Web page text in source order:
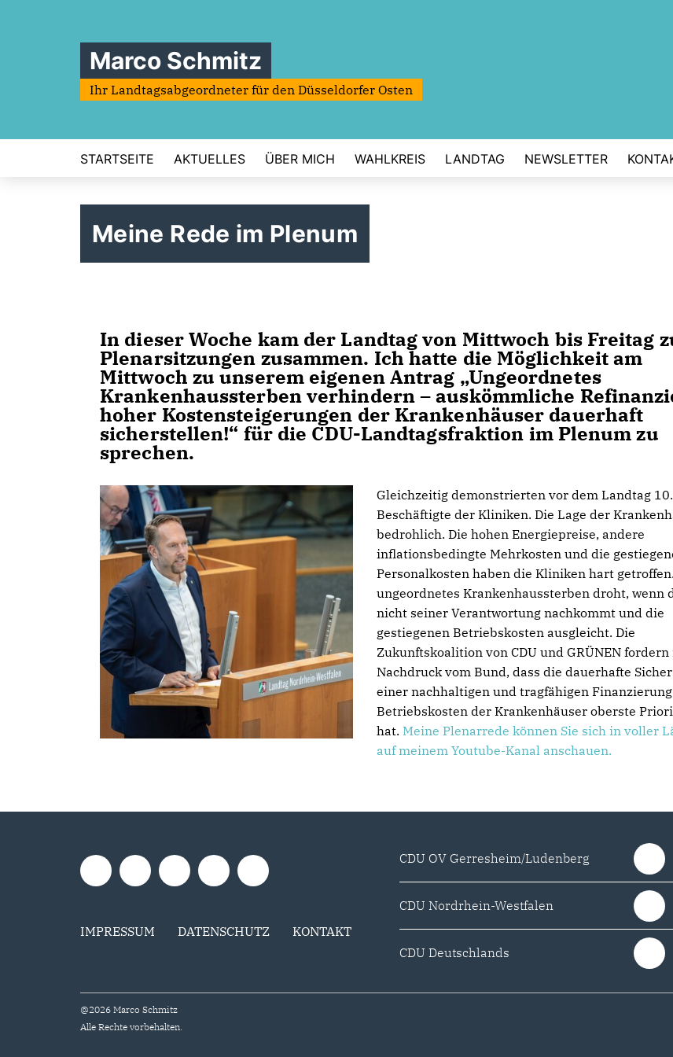
Marco Schmitz
Ihr Landtagsabgeordneter für den Düsseldorfer Osten
STARTSEITE AKTUELLES ÜBER MICH WAHLKREIS LANDTAG NEWSLETTER
Meine Rede im Plenum
In dieser Woche kam der Landtag von Mittwoch bis Freitag
Plenarsitzungen zusammen. Ich hatte die Möglichkeit am
Mittwoch zu unserem eigenen Antrag „Ungeordnetes
Krankenhaussterben verhindern – auskömmliche
hoher Kostensteigerungen der Krankenhäuser dauerhaft
sicherstellen!“ für die CDU-Landtagsfraktion im Plenum zu
sprechen.
Gleichzeitig demonstrierten vor dem Landtag
Beschäftigte der Kliniken. Die Lage der
bedrohlich. Die hohen Energiepreise, andere
inflationsbedingte Mehrkosten und die
Personalkosten haben die Kliniken hart
ungeordnetes Krankenhaussterben droht, wenn
nicht seiner Verantwortung nachkommt und die
gestiegenen Betriebskosten ausgleicht. Die
Zukunftskoalition von CDU und GRÜNEN
Nachdruck vom Bund, dass die dauerhafte
einer nachhaltigen und tragfähigen
Betriebskosten der Krankenhäuser oberste
hat. Meine Plenarrede können Sie sich in voller
auf meinem Youtube-Kanal anschauen.
IMPRESSUM DATENSCHUTZ KONTAKT
CDU OV Gerresheim/Ludenberg
CDU Nordrhein-Westfalen
CDU Deutschlands
@2026 Marco Schmitz
Alle Rechte vorbehalten.